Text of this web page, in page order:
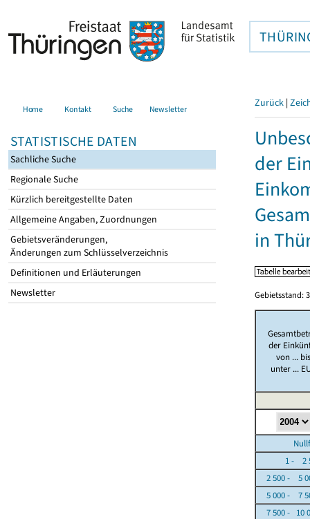
Home Kontakt Suche Newsletter
STATISTISCHE DATEN
Sachliche Suche
Regionale Suche
Kürzlich bereitgestellte Daten
Allgemeine Angaben, Zuordnungen
Gebietsveränderungen,
Änderungen zum Schlüsselverzeichnis
Definitionen und Erläuterungen
Newsletter
Zurück |
der
in
Gebietsstand:
der
von ...
unter ...
1 - 2
2 500 - 5
5 000 - 7
7 500 - 10